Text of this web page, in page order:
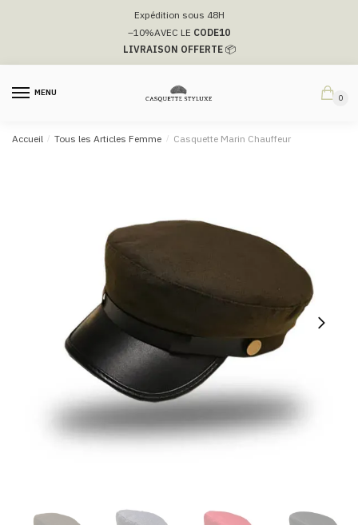
navigation
Expédition sous 48H
–10%AVEC LE CODE10
LIVRAISON OFFERTE📦
MENU
0
Accueil / Tous les Articles Femme / Casquette Marin Chauffeur